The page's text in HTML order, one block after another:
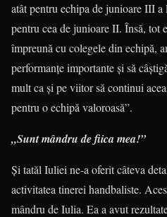
atât pentru echipa de junioare III
pentru cea de junioare II. Însă, tot
împreună cu colegele din echipă,
performanţe importante şi să
mult ca şi pe viitor să continui
pentru o echipă valoroasă”.
„Sunt mândru de fiica mea!”
Şi tatăl Iuliei ne-a oferit câteva
activitatea tinerei handbaliste.
mândru de Iulia. Ea a avut